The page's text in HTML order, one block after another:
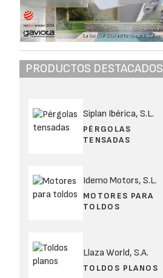
PRODUCTOS DESTACADOS
Siplan Ibérica, S.L.
PÉRGOLAS
TENSADAS
Idemo Motors, S.L.
MOTORES PARA
TOLDOS
Llaza World, S.A.
TOLDOS PLANOS